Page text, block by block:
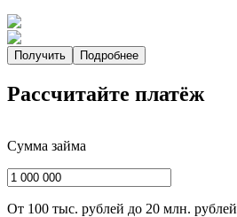
Получить Подробнее
Рассчитайте платёж
Сумма займа
От 100 тыс. рублей до 20 млн. рублей